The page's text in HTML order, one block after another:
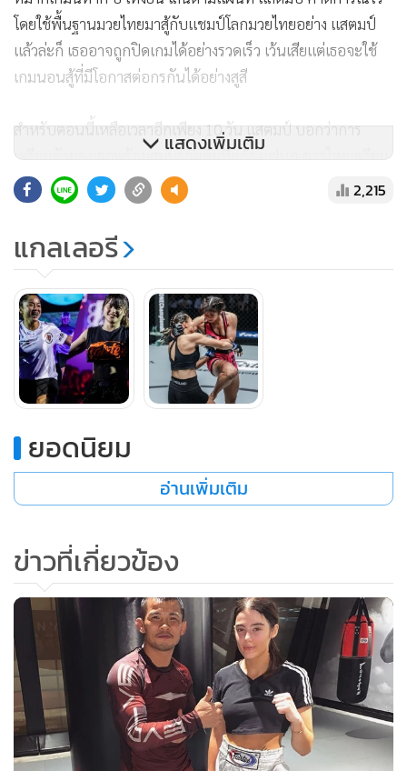
โดยใช้พื้นฐานมวยไทยมาสู้กับแชมป์โลกมวยไทยอย่าง แสตมป์
แล้วล่ะก็ เธออาจถูกปิดเกมได้อย่างรวดเร็ว เว้นเสียแต่เธอจะใช้
เกมนอนสู้ที่มีโอกาสต่อกรกันได้อย่างสูสี
สำหรับตอนนี้เหลือเวลาอีกเพียง 10 วัน แสตมป์ บอกว่าการ
เตรียมตัวของเธอพร้อมสมบูรณ์เต็มที่แล้ว แฟนๆ ชาวไทยเตรียม
ตัวรับความมันได้เลย เมื่อคู่ต่อสู้แกร่งขึ้น แสตมป์ ก็พร้อมโชว์
ศักยภาพที่ดีกว่าเดิมขึ้นไปอีกแน่นอน
สำหรับศึกนี้จะจัดขึ้นที่สนามมอลล์ ออฟ เอเชีย อารีน่า กรุง
มะนิลา ประเทศฟิลิปปินส์ ภายใต้ชื่อศึก ONE: MASTERS OF
FATE วันศุกร์ที่ 8 พฤศจิกายนนี้ แฟนๆ สามารถรับชมสดผ่าน
ทาง แอปพลิเคชัน ONE Super App ได้ตั้งแต่เวลา 17.30
น.เป็นต้นไป หรือทางไทยรัฐ ทีวี ช่อง 32 เวลา 22.30 น.
แสดงเพิ่มเติม
2,215
แกลเลอรี
ยอดนิยม
อ่านเพิ่มเติม
ข่าวที่เกี่ยวข้อง